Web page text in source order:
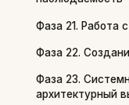
Фаза 21. Работа
Фаза 22.
Фаза 23.
архитектурный